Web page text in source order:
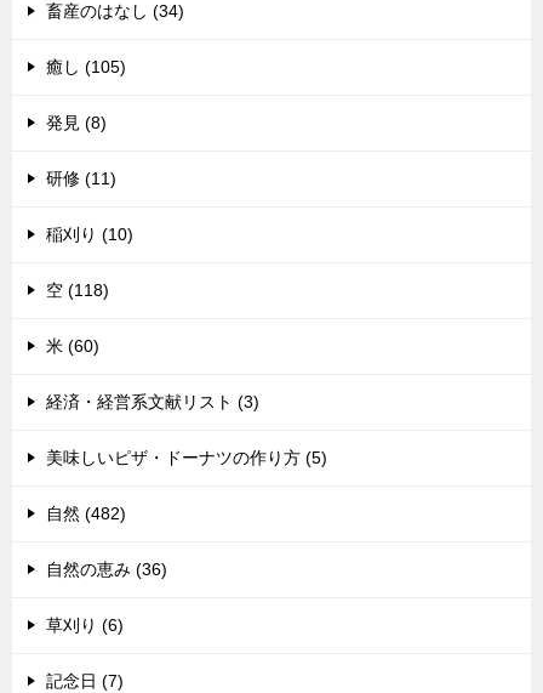
畜産のはなし (34)
癒し (105)
発見 (8)
研修 (11)
稲刈り (10)
空 (118)
米 (60)
経済・経営系文献リスト (3)
美味しいピザ・ドーナツの作り方 (5)
自然 (482)
自然の恵み (36)
草刈り (6)
記念日 (7)